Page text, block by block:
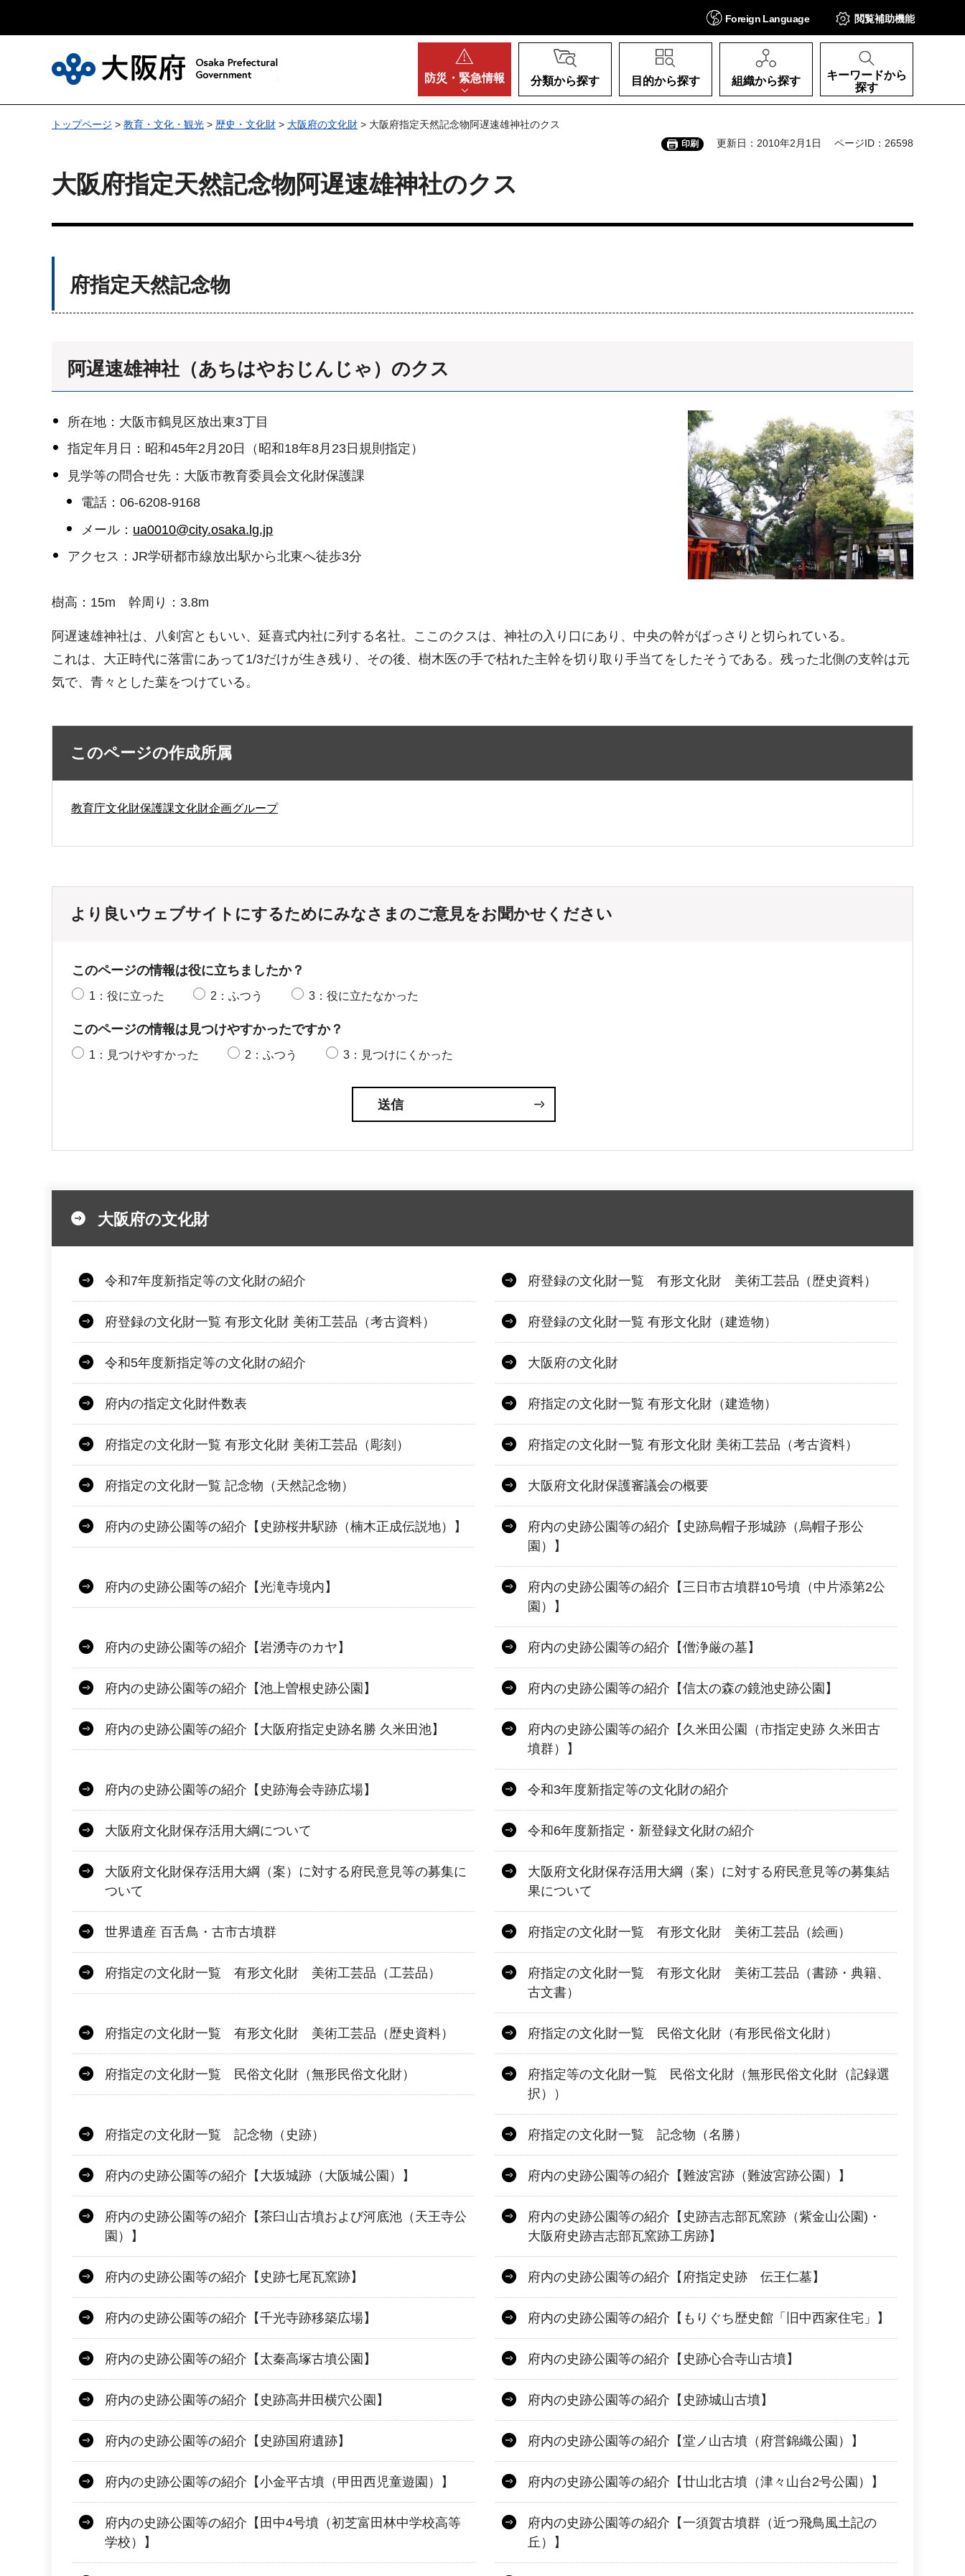
Foreign Language 閲覧補助機能
防災・ 緊急情報 分類から探す 目的から探す 組織から探す
キーワードから
探す
トップページ > 教育・文化・観光 > 歴史・文化財 > 大阪府の文化財 > 大阪府指定天然記念物阿遅速雄神社のクス
印刷 更新日：2010年2月1日 ページID：26598
大阪府指定天然記念物阿遅速雄神社のクス
府指定天然記念物
阿遅速雄神社（あちはやおじんじゃ）のクス
所在地：大阪市鶴見区放出東3丁目
指定年月日：昭和45年2月20日（昭和18年8月23日規則指定）
見学等の問合せ先：大阪市教育委員会文化財保護課
電話：06-6208-9168
メール： ua0010@city.osaka.lg.jp
アクセス：JR学研都市線放出駅から北東へ徒歩3分
樹高：15m 幹周り：3.8m
阿遅速雄神社は、八剣宮ともいい、延喜式内社に列する名社。ここのクスは、神社の入り口にあり、中央の幹がばっさりと切られている。
これは、大正時代に落雷にあって1/3だけが生き残り、その後、樹木医の手で枯れた主幹を切り取り手当てをしたそうである。残った北側の支幹は元
気で、青々とした葉をつけている。
このページの作成所属
教育庁文化財保護課文化財企画グループ
より良いウェブサイトにするためにみなさまのご意見をお聞かせください
このページの情報は役に立ちましたか？
1：役に立った 2：ふつう 3：役に立たなかった
このページの情報は見つけやすかったですか？
1：見つけやすかった 2：ふつう 3：見つけにくかった
大阪府の文化財
令和7年度新指定等の文化財の紹介 府登録の文化財一覧 有形文化財 美術工芸品（歴史資料）
府登録の文化財一覧 有形文化財 美術工芸品（考古資料） 府登録の文化財一覧 有形文化財（建造物）
令和5年度新指定等の文化財の紹介 大阪府の文化財
府内の指定文化財件数表 府指定の文化財一覧 有形文化財（建造物）
府指定の文化財一覧 有形文化財 美術工芸品（彫刻） 府指定の文化財一覧 有形文化財 美術工芸品（考古資料）
府指定の文化財一覧 記念物（天然記念物） 大阪府文化財保護審議会の概要
府内の史跡公園等の紹介【史跡桜井駅跡（楠木正成伝説地）】
府内の史跡公園等の紹介【史跡烏帽子形城跡（烏帽子形公
園）】
府内の史跡公園等の紹介【光滝寺境内】
府内の史跡公園等の紹介【三日市古墳群10号墳（中片添第2公
園）】
府内の史跡公園等の紹介【岩湧寺のカヤ】 府内の史跡公園等の紹介【僧浄厳の墓】
府内の史跡公園等の紹介【池上曽根史跡公園】 府内の史跡公園等の紹介【信太の森の鏡池史跡公園】
府内の史跡公園等の紹介【大阪府指定史跡名勝 久米田池】
府内の史跡公園等の紹介【久米田公園（市指定史跡 久米田古
墳群）】
府内の史跡公園等の紹介【史跡海会寺跡広場】 令和3年度新指定等の文化財の紹介
大阪府文化財保存活用大綱について 令和6年度新指定・新登録文化財の紹介
大阪府文化財保存活用大綱（案）に対する府民意見等の募集に
ついて
大阪府文化財保存活用大綱（案）に対する府民意見等の募集結
果について
世界遺産 百舌鳥・古市古墳群 府指定の文化財一覧 有形文化財 美術工芸品（絵画）
府指定の文化財一覧 有形文化財 美術工芸品（工芸品）
府指定の文化財一覧 有形文化財 美術工芸品（書跡・典籍、
古文書）
府指定の文化財一覧 有形文化財 美術工芸品（歴史資料） 府指定の文化財一覧 民俗文化財（有形民俗文化財）
府指定の文化財一覧 民俗文化財（無形民俗文化財）
府指定等の文化財一覧 民俗文化財（無形民俗文化財（記録選
択））
府指定の文化財一覧 記念物（史跡） 府指定の文化財一覧 記念物（名勝）
府内の史跡公園等の紹介【大坂城跡（大阪城公園）】 府内の史跡公園等の紹介【難波宮跡（難波宮跡公園）】
府内の史跡公園等の紹介【茶臼山古墳および河底池（天王寺公
園）】
府内の史跡公園等の紹介【史跡吉志部瓦窯跡（紫金山公園)・
大阪府史跡吉志部瓦窯跡工房跡】
府内の史跡公園等の紹介【史跡七尾瓦窯跡】 府内の史跡公園等の紹介【府指定史跡 伝王仁墓】
府内の史跡公園等の紹介【千光寺跡移築広場】 府内の史跡公園等の紹介【もりぐち歴史館「旧中西家住宅」】
府内の史跡公園等の紹介【太秦高塚古墳公園】 府内の史跡公園等の紹介【史跡心合寺山古墳】
府内の史跡公園等の紹介【史跡高井田横穴公園】 府内の史跡公園等の紹介【史跡城山古墳】
府内の史跡公園等の紹介【史跡国府遺跡】 府内の史跡公園等の紹介【堂ノ山古墳（府営錦織公園）】
府内の史跡公園等の紹介【小金平古墳（甲田西児童遊園）】 府内の史跡公園等の紹介【廿山北古墳（津々山台2号公園）】
府内の史跡公園等の紹介【田中4号墳（初芝富田林中学校高等
学校）】
府内の史跡公園等の紹介【一須賀古墳群（近つ飛鳥風土記の
丘）】